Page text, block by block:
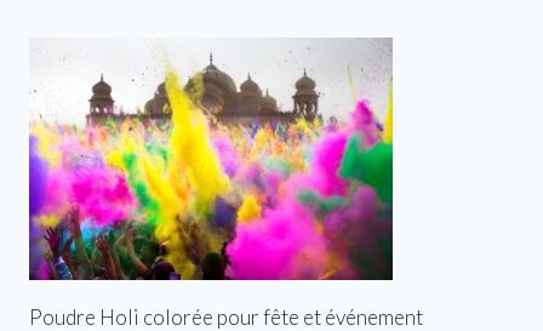
Poudre Holi colorée pour fête et événement